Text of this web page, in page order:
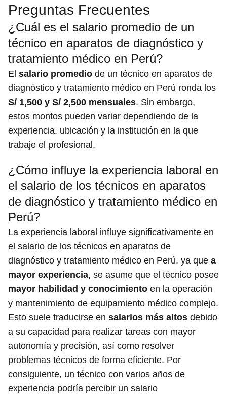
Preguntas Frecuentes
¿Cuál es el salario promedio de un
técnico en aparatos de diagnóstico y
tratamiento médico en Perú?
El salario promedio de un técnico en aparatos de
diagnóstico y tratamiento médico en Perú ronda los
S/ 1,500 y S/ 2,500 mensuales. Sin embargo,
estos montos pueden variar dependiendo de la
experiencia, ubicación y la institución en la que
trabaje el profesional.
¿Cómo influye la experiencia laboral en
el salario de los técnicos en aparatos
de diagnóstico y tratamiento médico en
Perú?
La experiencia laboral influye significativamente en
el salario de los técnicos en aparatos de
diagnóstico y tratamiento médico en Perú, ya que a
mayor experiencia, se asume que el técnico posee
mayor habilidad y conocimiento en la operación
y mantenimiento de equipamiento médico complejo.
Esto suele traducirse en salarios más altos debido
a su capacidad para realizar tareas con mayor
autonomía y precisión, así como resolver
problemas técnicos de forma eficiente. Por
consiguiente, un técnico con varios años de
experiencia podría percibir un salario